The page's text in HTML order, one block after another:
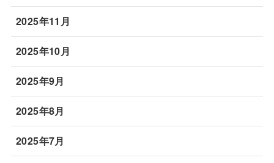
2025年11月
2025年10月
2025年9月
2025年8月
2025年7月